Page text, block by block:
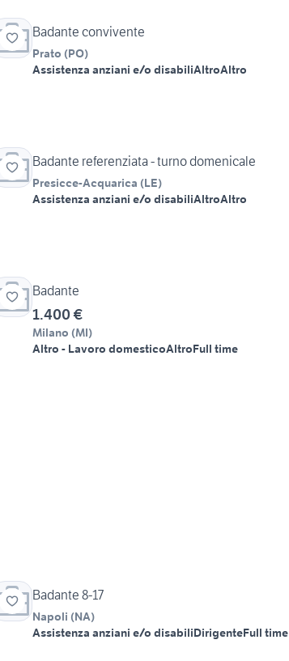
Badante convivente
Prato (PO)
Assistenza anziani e/o disabiliAltroAltro
Badante referenziata - turno domenicale
Presicce-Acquarica (LE)
Assistenza anziani e/o disabiliAltroAltro
Badante
1.400 €
Milano (MI)
Altro - Lavoro domesticoAltroFull time
Badante 8-17
Napoli (NA)
Assistenza anziani e/o disabiliDirigenteFull time